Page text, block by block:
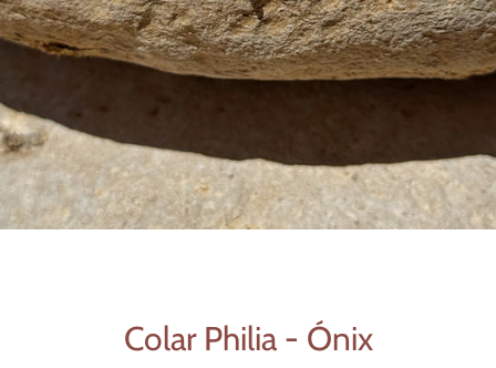
PESQUISAR
Colar Philia - Ónix